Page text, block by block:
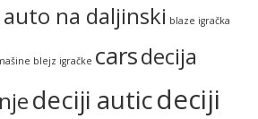
auto na daljinski blaze igračka
blejz igračke carsdecija
deciji auticdeciji